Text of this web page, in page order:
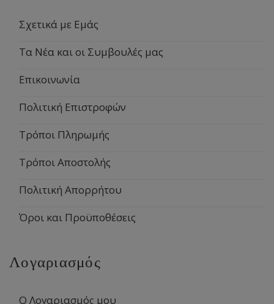
Σχετικά με Εμάς
Τα Νέα και οι Συμβουλές μας
Επικοινωνία
Πολιτική Επιστροφών
Τρόποι Πληρωμής
Τρόποι Αποστολής
Πολιτική Απορρήτου
Όροι και Προϋποθέσεις
Λογαριασμός
Ο Λογαριασμός μου